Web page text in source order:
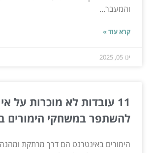
והמעבר...
קרא עוד »
ינו 05, 2025
11 עובדות לא מוכרות על
להשתפר במשחקי הימורים
הימורים באינטרנט הם דרך מרתקת